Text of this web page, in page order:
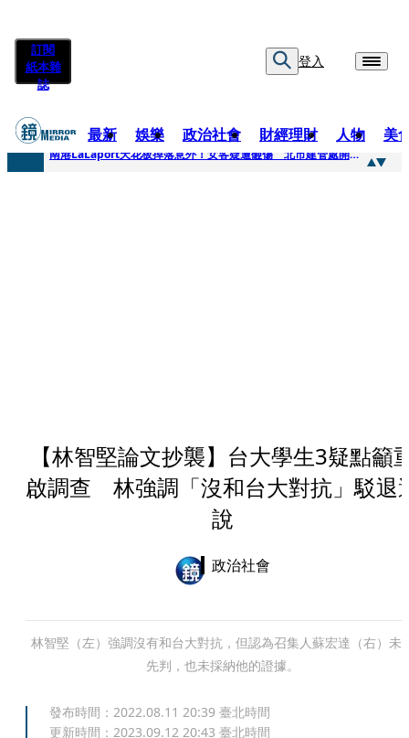
訂閱
紙本雜
誌
登入
最新 娛樂 政治社會 財經理財 人物 美
快訊
南港LaLaport天花板掉落意外！女客疑遭砸傷 北市建管處開罰30萬
【林智堅論文抄襲】台大學生3疑點籲
啟調查 林強調「沒和台大對抗」駁退
說
政治社會
林智堅（左）強調沒有和台大對抗，但認為召集人蘇宏達（右）未
先判，也未採納他的證據。
發布時間： 2022.08.11 20:39 臺北時間
更新時間： 2023.09.12 20:43 臺北時間